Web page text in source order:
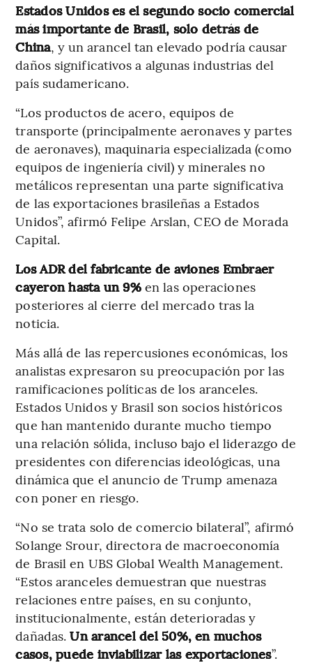
Estados Unidos es el segundo socio comercial
más importante de Brasil, solo detrás de
China, y un arancel tan elevado podría causar
daños significativos a algunas industrias del
país sudamericano.
“Los productos de acero, equipos de
transporte (principalmente aeronaves y partes
de aeronaves), maquinaria especializada (como
equipos de ingeniería civil) y minerales no
metálicos representan una parte significativa
de las exportaciones brasileñas a Estados
Unidos”, afirmó Felipe Arslan, CEO de Morada
Capital.
Los ADR del fabricante de aviones Embraer
cayeron hasta un 9%en las operaciones
posteriores al cierre del mercado tras la
noticia.
Más allá de las repercusiones económicas, los
analistas expresaron su preocupación por las
ramificaciones políticas de los aranceles.
Estados Unidos y Brasil son socios históricos
que han mantenido durante mucho tiempo
una relación sólida, incluso bajo el liderazgo de
presidentes con diferencias ideológicas, una
dinámica que el anuncio de Trump amenaza
con poner en riesgo.
“No se trata solo de comercio bilateral”, afirmó
Solange Srour, directora de macroeconomía
de Brasil en UBS Global Wealth Management.
“Estos aranceles demuestran que nuestras
relaciones entre países, en su conjunto,
institucionalmente, están deterioradas y
dañadas. Un arancel del 50%, en muchos
casos, puede inviabilizar las exportaciones”.